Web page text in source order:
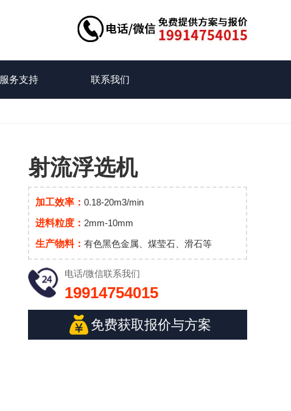
服务支持 联系我们
射流浮选机
加工效率： 0.18-20m3/min
进料粒度： 2mm-10mm
生产物料： 有色黑色金属、煤莹石、滑石等
电话/微信联系我们
19914754015
免费获取报价与方案